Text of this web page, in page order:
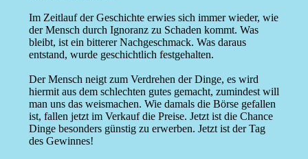
Im Zeitlauf der Geschichte erwies sich immer wieder, wie
der Mensch durch Ignoranz zu Schaden kommt. Was
bleibt, ist ein bitterer Nachgeschmack. Was daraus
entstand, wurde geschichtlich festgehalten.
Der Mensch neigt zum Verdrehen der Dinge, es wird
hiermit aus dem schlechten gutes gemacht, zumindest will
man uns das weismachen. Wie damals die Börse gefallen
ist, fallen jetzt im Verkauf die Preise. Jetzt ist die Chance
Dinge besonders günstig zu erwerben. Jetzt ist der Tag
des Gewinnes!